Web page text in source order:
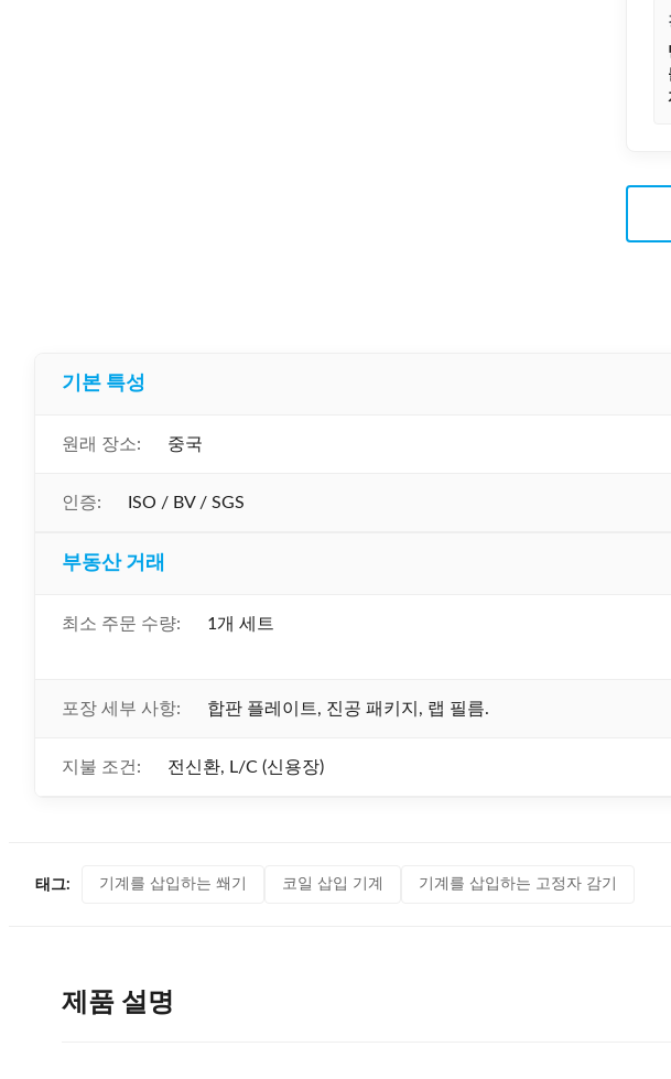
기본 특성
원래 장소: 중국
인증: ISO / BV / SGS
부동산 거래
최소 주문 수량: 1개 세트
포장 세부 사항: 합판 플레이트, 진공 패키지, 랩 필름.
지불 조건: 전신환, L/C (신용장)
태그: 기계를 삽입하는 쐐기 코일 삽입 기계 기계를 삽입하는 고정자 감기
제품 설명